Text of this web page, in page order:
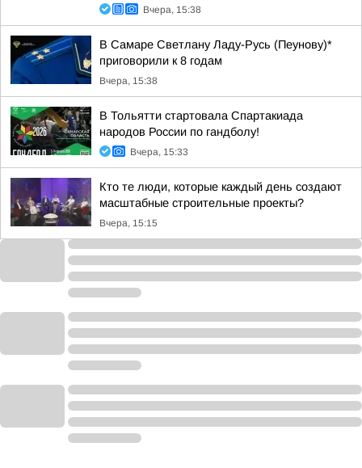
Вчера, 15:38
В Самаре Светлану Ладу-Русь (Пеунову)*
приговорили к 8 годам
Вчера, 15:38
В Тольятти стартовала Спартакиада
народов России по гандболу!
Вчера, 15:33
Кто те люди, которые каждый день создают
масштабные строительные проекты?
Вчера, 15:15